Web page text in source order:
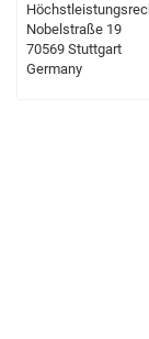
Nobelstraße 19
70569 Stuttgart
Germany